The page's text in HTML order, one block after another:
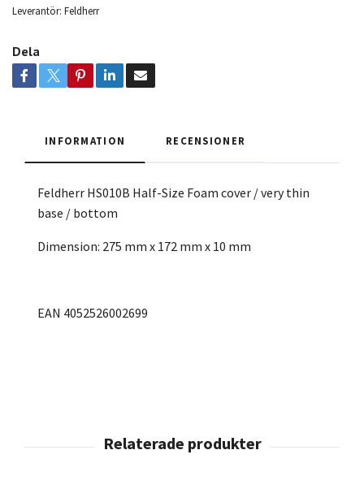
Leverantör: Feldherr
Dela
INFORMATION RECENSIONER
Feldherr HS010B Half-Size Foam cover / very thin
base / bottom
Dimension: 275 mm x 172 mm x 10 mm
EAN 4052526002699